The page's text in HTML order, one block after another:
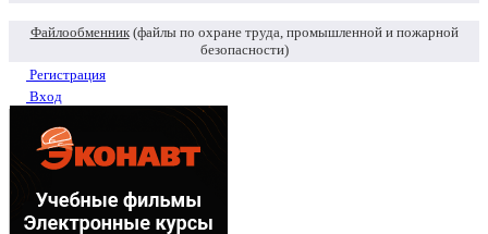
Файлообменник(файлы по охране труда, промышленной и пожарной
безопасности)
Регистрация
Вход